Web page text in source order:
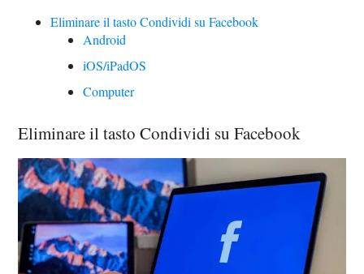
Eliminare il tasto Condividi su Facebook
Android
iOS/iPadOS
Computer
Eliminare il tasto Condividi su Facebook